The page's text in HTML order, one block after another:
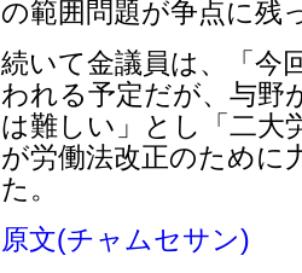
の範囲問題が争点に残
続いて金議員は、「今
われる予定だが、与野
は難しい」とし「二大
が労働法改正のために
た。
原文(チャムセサン)